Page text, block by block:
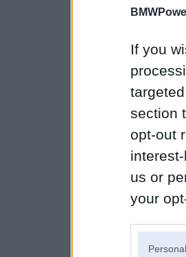
If you
section
opt-out
us or
your